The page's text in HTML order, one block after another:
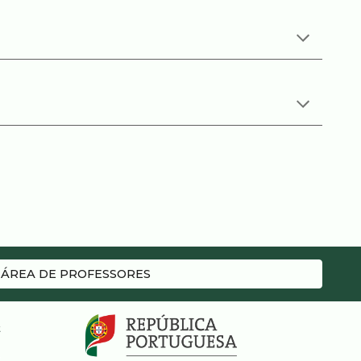
ÁREA DE PROFESSORES